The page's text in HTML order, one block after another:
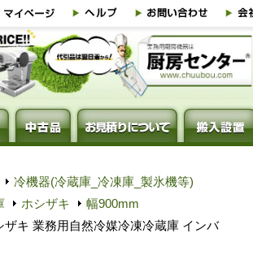
冷機器(冷蔵庫_冷凍庫_製氷機等)
ホシザキ
幅900mm
ザキ 業務用自然冷媒冷凍冷蔵庫 インバ